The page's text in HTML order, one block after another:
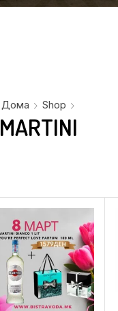
Дома Shop
MARTINI